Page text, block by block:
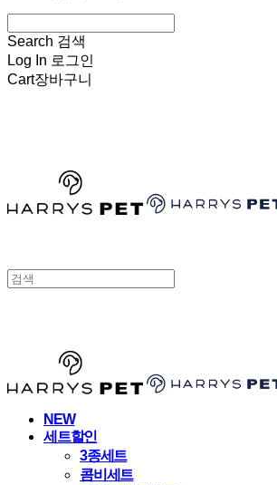
Search 검색
Log In 로그인
Cart장바구니
NEW
세트할인
3종세트
콤비세트